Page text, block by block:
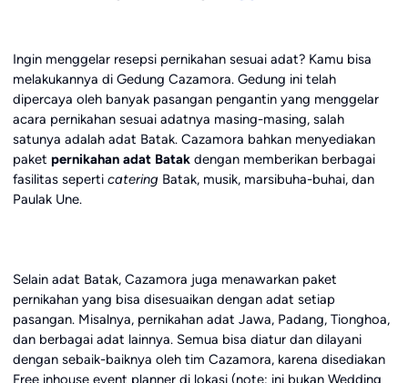
Ingin menggelar resepsi pernikahan sesuai adat? Kamu bisa
melakukannya di Gedung Cazamora. Gedung ini telah
dipercaya oleh banyak pasangan pengantin yang menggelar
acara pernikahan sesuai adatnya masing-masing, salah
satunya adalah adat Batak. Cazamora bahkan menyediakan
paket pernikahan adat Batak dengan memberikan berbagai
fasilitas seperti catering Batak, musik, marsibuha-buhai, dan
Paulak Une.
Selain adat Batak, Cazamora juga menawarkan paket
pernikahan yang bisa disesuaikan dengan adat setiap
pasangan. Misalnya, pernikahan adat Jawa, Padang, Tionghoa,
dan berbagai adat lainnya. Semua bisa diatur dan dilayani
dengan sebaik-baiknya oleh tim Cazamora, karena disediakan
Free inhouse event planner di lokasi (note: ini bukan Wedding